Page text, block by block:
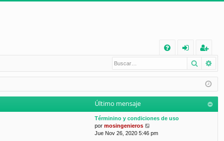
Q
nt
ifi
eg
ist
ra
Buscar
Último mensaje
Términino y condiciones de uso
por mosingenieros
e
Jue Nov 26, 2020 5:46 pm